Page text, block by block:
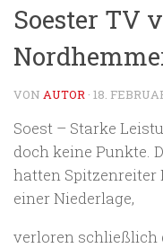
Soester TV
VON AUTOR · 18.
Soest – Starke
doch keine Punkte.
hatten Spitzenreiter
einer Niederlage,
verloren schließlich